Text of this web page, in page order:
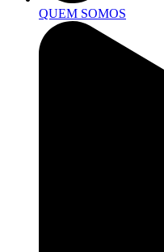
QUEM SOMOS